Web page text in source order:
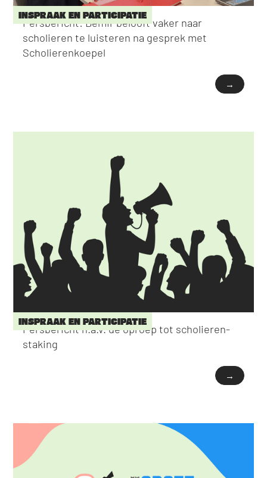
INSPRAAK EN PARTICIPATIE
Persbericht: Demir belooft vaker naar
scholieren te luisteren na gesprek met
Scholierenkoepel
→
INSPRAAK EN PARTICIPATIE
Persbericht n.a.v. de oproep tot scholieren-
staking
→